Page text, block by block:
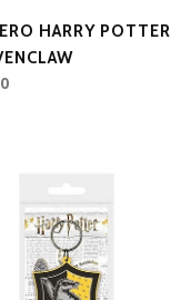
HARRY POTTER